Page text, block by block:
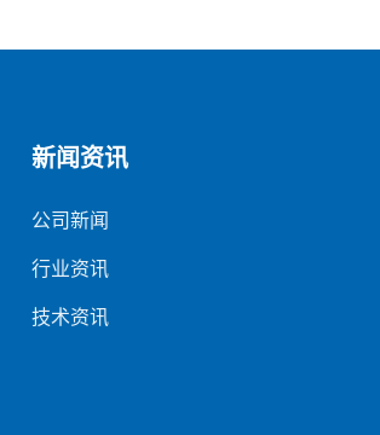
新闻资讯
公司新闻
行业资讯
技术资讯